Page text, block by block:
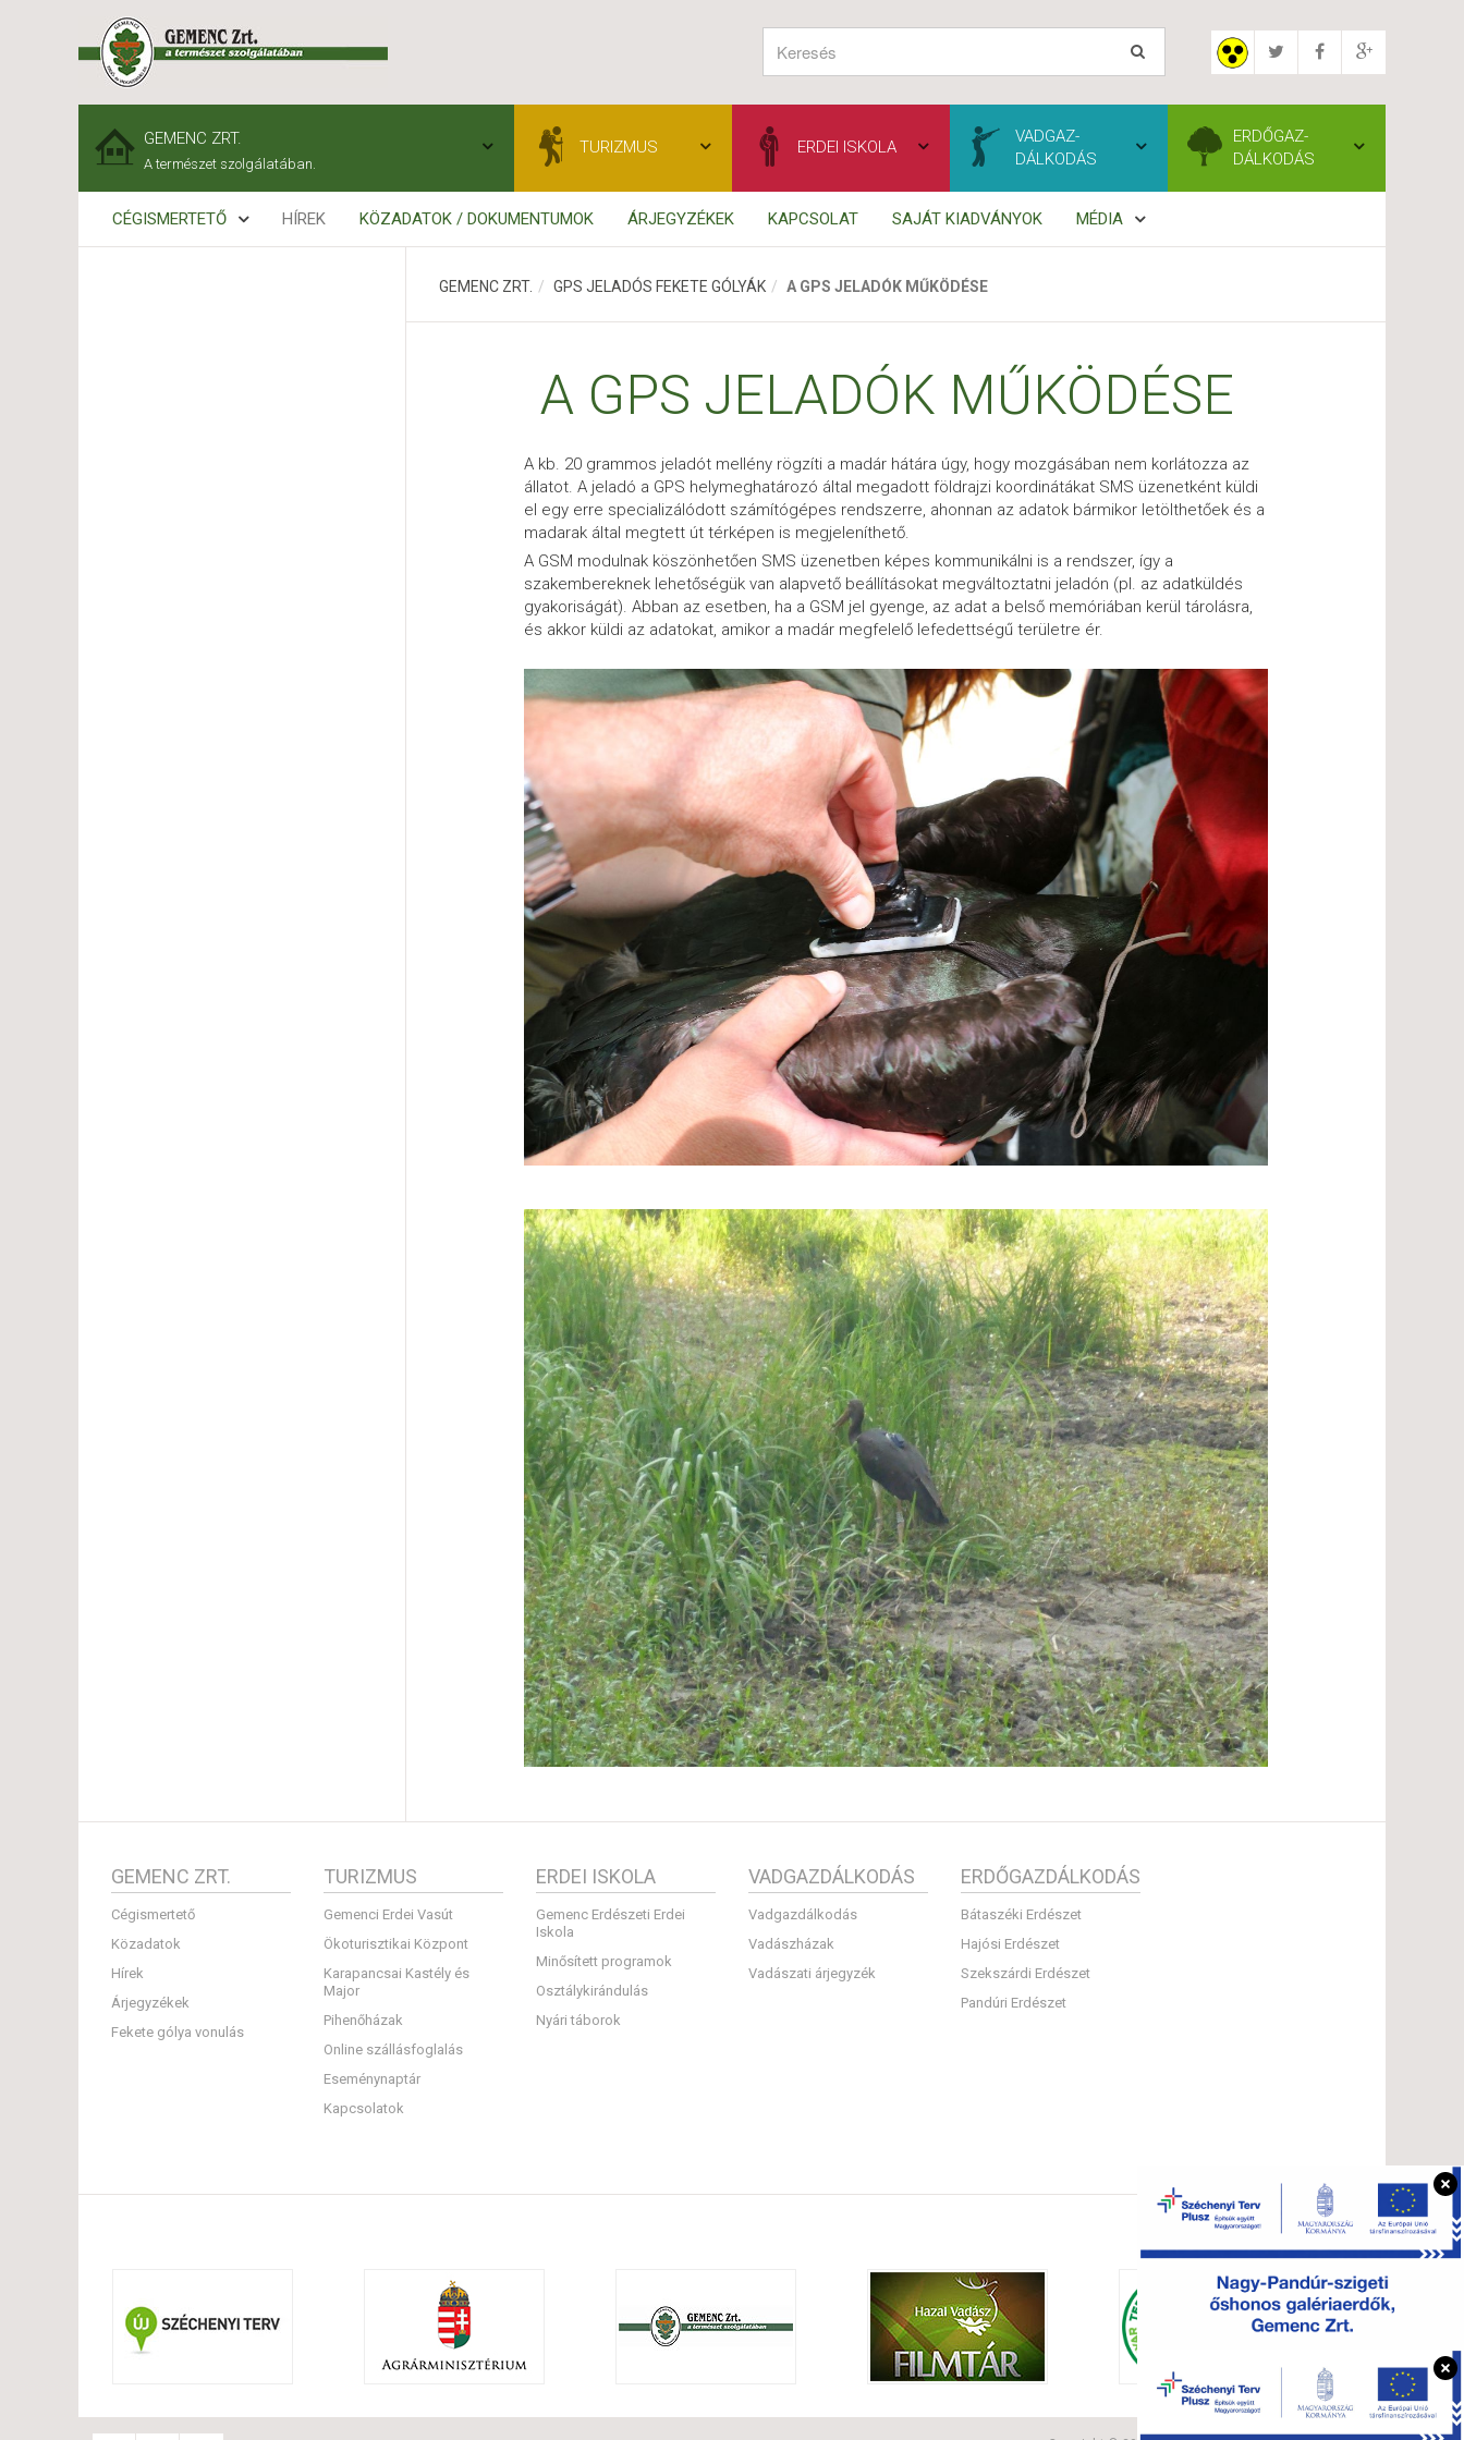
GEMENC ZRT.
A természet szolgálatában.
TURIZMUS ERDEI ISKOLA
VADGAZ-
DÁLKODÁS
ERDŐGAZ-
DÁLKODÁS
CÉGISMERTETŐ HÍREK KÖZADATOK / DOKUMENTUMOK ÁRJEGYZÉKEK KAPCSOLAT SAJÁT KIADVÁNYOK MÉDIA
GEMENC ZRT. GPS JELADÓS FEKETE GÓLYÁK A GPS JELADÓK MŰKÖDÉSE
A GPS JELADÓK MŰKÖDÉSE
A kb. 20 grammos jeladót mellény rögzíti a madár hátára úgy, hogy mozgásában nem korlátozza az
állatot. A jeladó a GPS helymeghatározó által megadott földrajzi koordinátákat SMS üzenetként küldi
el egy erre specializálódott számítógépes rendszerre, ahonnan az adatok bármikor letölthetőek és a
madarak által megtett út térképen is megjeleníthető.
A GSM modulnak köszönhetően SMS üzenetben képes kommunikálni is a rendszer, így a
szakembereknek lehetőségük van alapvető beállításokat megváltoztatni jeladón (pl. az adatküldés
gyakoriságát). Abban az esetben, ha a GSM jel gyenge, az adat a belső memóriában kerül tárolásra,
és akkor küldi az adatokat, amikor a madár megfelelő lefedettségű területre ér.
GEMENC ZRT.
Cégismertető
Közadatok
Hírek
Árjegyzékek
Fekete gólya vonulás
TURIZMUS
Gemenci Erdei Vasút
Ökoturisztikai Központ
Karapancsai Kastély és
Major
Pihenőházak
Online szállásfoglalás
Eseménynaptár
Kapcsolatok
ERDEI ISKOLA
Gemenc Erdészeti Erdei
Iskola
Minősített programok
Osztálykirándulás
Nyári táborok
VADGAZDÁLKODÁS
Vadgazdálkodás
Vadászházak
Vadászati árjegyzék
ERDŐGAZDÁLKODÁS
Bátaszéki Erdészet
Hajósi Erdészet
Szekszárdi Erdészet
Pandúri Erdészet